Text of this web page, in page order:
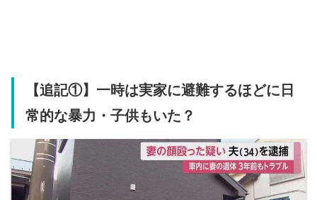
【追記①】一時は実家に避難するほどに日
常的な暴力・子供もいた？